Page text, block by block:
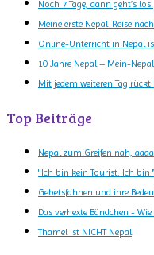
Noch 7 Tage, dann geht’s los!
Meine erste Nepal-Reise
Online-Unterricht in Nepal
10 Jahre Nepal – Mein-
Mit jedem weiteren Tag
Top Beiträge
Nepal zum Greifen nah,
"Ich bin kein Tourist. Ich bin
Gebetsfahnen und ihre
Das verhexte Bändchen -
Thamel ist NICHT Nepal